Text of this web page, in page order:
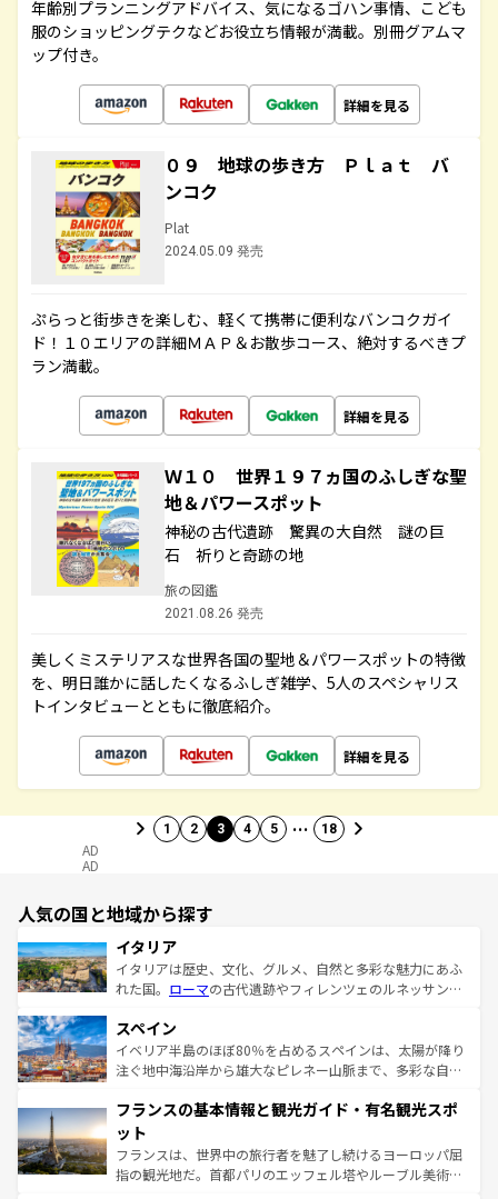
年齢別プランニングアドバイス、気になるゴハン事情、こども
服のショッピングテクなどお役立ち情報が満載。別冊グアムマ
ップ付き。
詳細を見る
０９ 地球の歩き方 Ｐｌａｔ バ
ンコク
Plat
2024.05.09 発売
ぷらっと街歩きを楽しむ、軽くて携帯に便利なバンコクガイ
ド！１０エリアの詳細ＭＡＰ＆お散歩コース、絶対するべきプ
ラン満載。
詳細を見る
Ｗ１０ 世界１９７ヵ国のふしぎな聖
地＆パワースポット
神秘の古代遺跡 驚異の大自然 謎の巨
石 祈りと奇跡の地
旅の図鑑
2021.08.26 発売
美しくミステリアスな世界各国の聖地＆パワースポットの特徴
を、明日誰かに話したくなるふしぎ雑学、5人のスペシャリス
トインタビューとともに徹底紹介。
詳細を見る
1 2 3 4 5 … 18
AD
AD
人気の国と地域から探す
イタリア
イタリアは歴史、文化、グルメ、自然と多彩な魅力にあふ
れた国。 ローマの古代遺跡やフィレンツェのルネッサンス
ろん、トスカーナの美しい田園風景やアマルフィ海岸の絶
景など、自然景観も見逃せない。観光の合間には、本場の
ピザやパスタなど、絶品のイタリア料理を堪能することも
ませてくれるイタリアで、忘れられない旅をしてみよう！
なお、新着のイタリア情報は
しい。
スペイン
イベリア半島のほぼ80％を占めるスペインは、太陽が降り
注ぐ地中海沿岸から雄大なピレネー山脈まで、多彩な自然
文化が根付くこの国では、情熱的なフラメンコ、熱気あふ
れる闘牛、そして美味しいタパスが生活の一部となってい
る。首都マドリードの洗練された雰囲気や、バルセロナの
アートに溢れた街角から、地方では古代ローマ遺跡や中世
フランスの基本情報と観光ガイド・有名観光スポ
ット
フランスは、世界中の旅行者を魅了し続けるヨーロッパ屈
指の観光地だ。首都パリのエッフェル塔やルーブル美術館